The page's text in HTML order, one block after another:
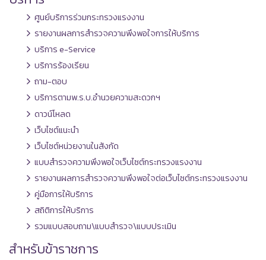
ศูนย์บริการร่วมกระทรวงแรงงาน
รายงานผลการสำรวจความพึงพอใจการให้บริการ
บริการ e-Service
บริการร้องเรียน
ถาม-ตอบ
บริการตามพ.ร.บ.อำนวยความสะดวกฯ
ดาวน์โหลด
เว็บไซต์แนะนำ
เว็บไซต์หน่วยงานในสังกัด
แบบสำรวจความพึงพอใจเว็บไซต์กระทรวงแรงงาน
รายงานผลการสำรวจความพึงพอใจต่อเว็บไซต์กระทรวงแรงงาน
คู่มือการให้บริการ
สถิติการให้บริการ
รวมแบบสอบถาม\แบบสำรวจ\แบบประเมิน
สำหรับข้าราชการ